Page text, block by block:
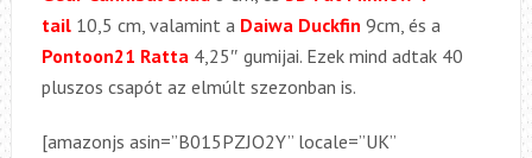
tail 10,5 cm, valamint a Daiwa Duckfin 9cm, és a
Pontoon21 Ratta 4,25″ gumijai. Ezek mind adtak 40
pluszos csapót az elmúlt szezonban is.
[amazonjs asin=”B015PZJO2Y” locale=”UK”